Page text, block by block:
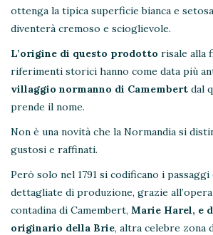
ottenga la tipica superficie bianca e
diventerà cremoso e scioglievole.
L’origine di questo prodotto risale alla
riferimenti storici hanno come data più
villaggio normanno di Camembert dal
prende il nome.
Non è una novità che la Normandia si
gustosi e raffinati.
Però solo nel 1791 si codificano i
dettagliate di produzione, grazie
contadina di Camembert, Marie Harel, e
originario della Brie, altra celebre zona